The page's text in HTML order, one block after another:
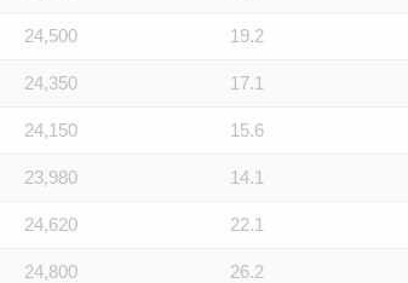
24,500 19.2
24,350 17.1
24,150 15.6
23,980 14.1
24,620 22.1
24,800 26.2